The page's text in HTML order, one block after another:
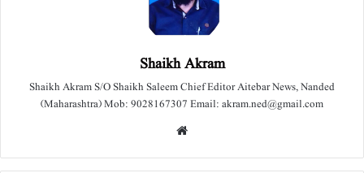
Shaikh Akram
Shaikh Akram S/O Shaikh Saleem Chief Editor Aitebar News, Nanded
(Maharashtra) Mob: 9028167307 Email: akram.ned@gmail.com
e